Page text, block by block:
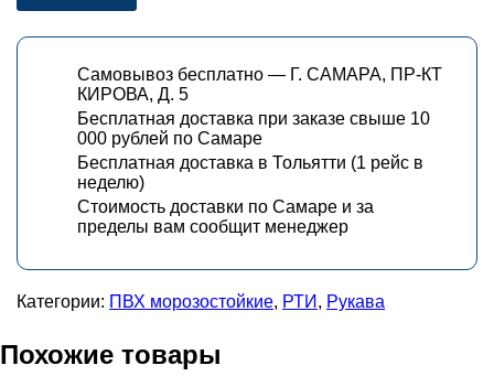
Самовывоз бесплатно — Г. САМАРА, ПР-КТ
КИРОВА, Д. 5
Бесплатная доставка при заказе свыше 10
000 рублей по Самаре
Бесплатная доставка в Тольятти (1 рейс в
неделю)
Стоимость доставки по Самаре и за
пределы вам сообщит менеджер
Категории: ПВХ морозостойкие, РТИ , Рукава
Похожие товары